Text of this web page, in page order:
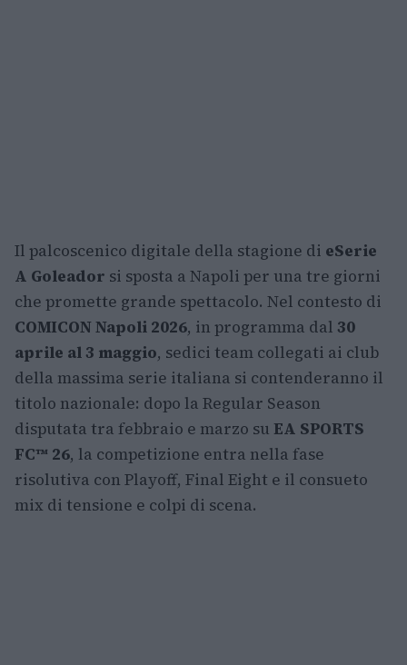
Il palcoscenico digitale della stagione di eSerie
A Goleador si sposta a Napoli per una tre giorni
che promette grande spettacolo. Nel contesto di
COMICON Napoli 2026, in programma dal 30
aprile al 3 maggio, sedici team collegati ai club
della massima serie italiana si contenderanno il
titolo nazionale: dopo la Regular Season
disputata tra febbraio e marzo su EA SPORTS
FC™ 26, la competizione entra nella fase
risolutiva con Playoff, Final Eight e il consueto
mix di tensione e colpi di scena.